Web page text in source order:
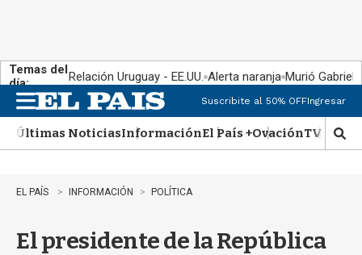
Temas del
día:
Relación Uruguay - EE.UU. Alerta naranja Murió Gabriel
n
u
Suscribite al 50% OFFIngresar
Últimas NoticiasInformaciónEl País +OvaciónTV Show
M
o
EL PAÍS INFORMACIÓN POLÍTICA
El presidente de la República